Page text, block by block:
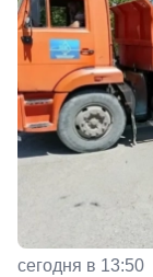
сегодня в 13:50